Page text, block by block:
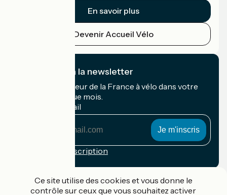
En savoir plus
Devenir Accueil Vélo
Je m'abonne à la newsletter
Recevez le meilleur de la France à vélo dans votre
boîte mail chaque mois.
Mon adresse mail
Conditions d'inscription
Ce site utilise des cookies et vous donne le
contrôle sur ceux que vous souhaitez activer